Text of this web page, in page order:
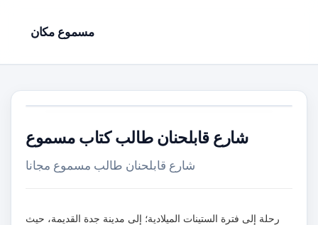
مسموع مكان
شارع قابلحنان طالب كتاب مسموع
شارع قابلحنان طالب مسموع مجانا
رحلة إلى فترة الستينات الميلادية؛ إلى مدينة جدة القديمة، حيث